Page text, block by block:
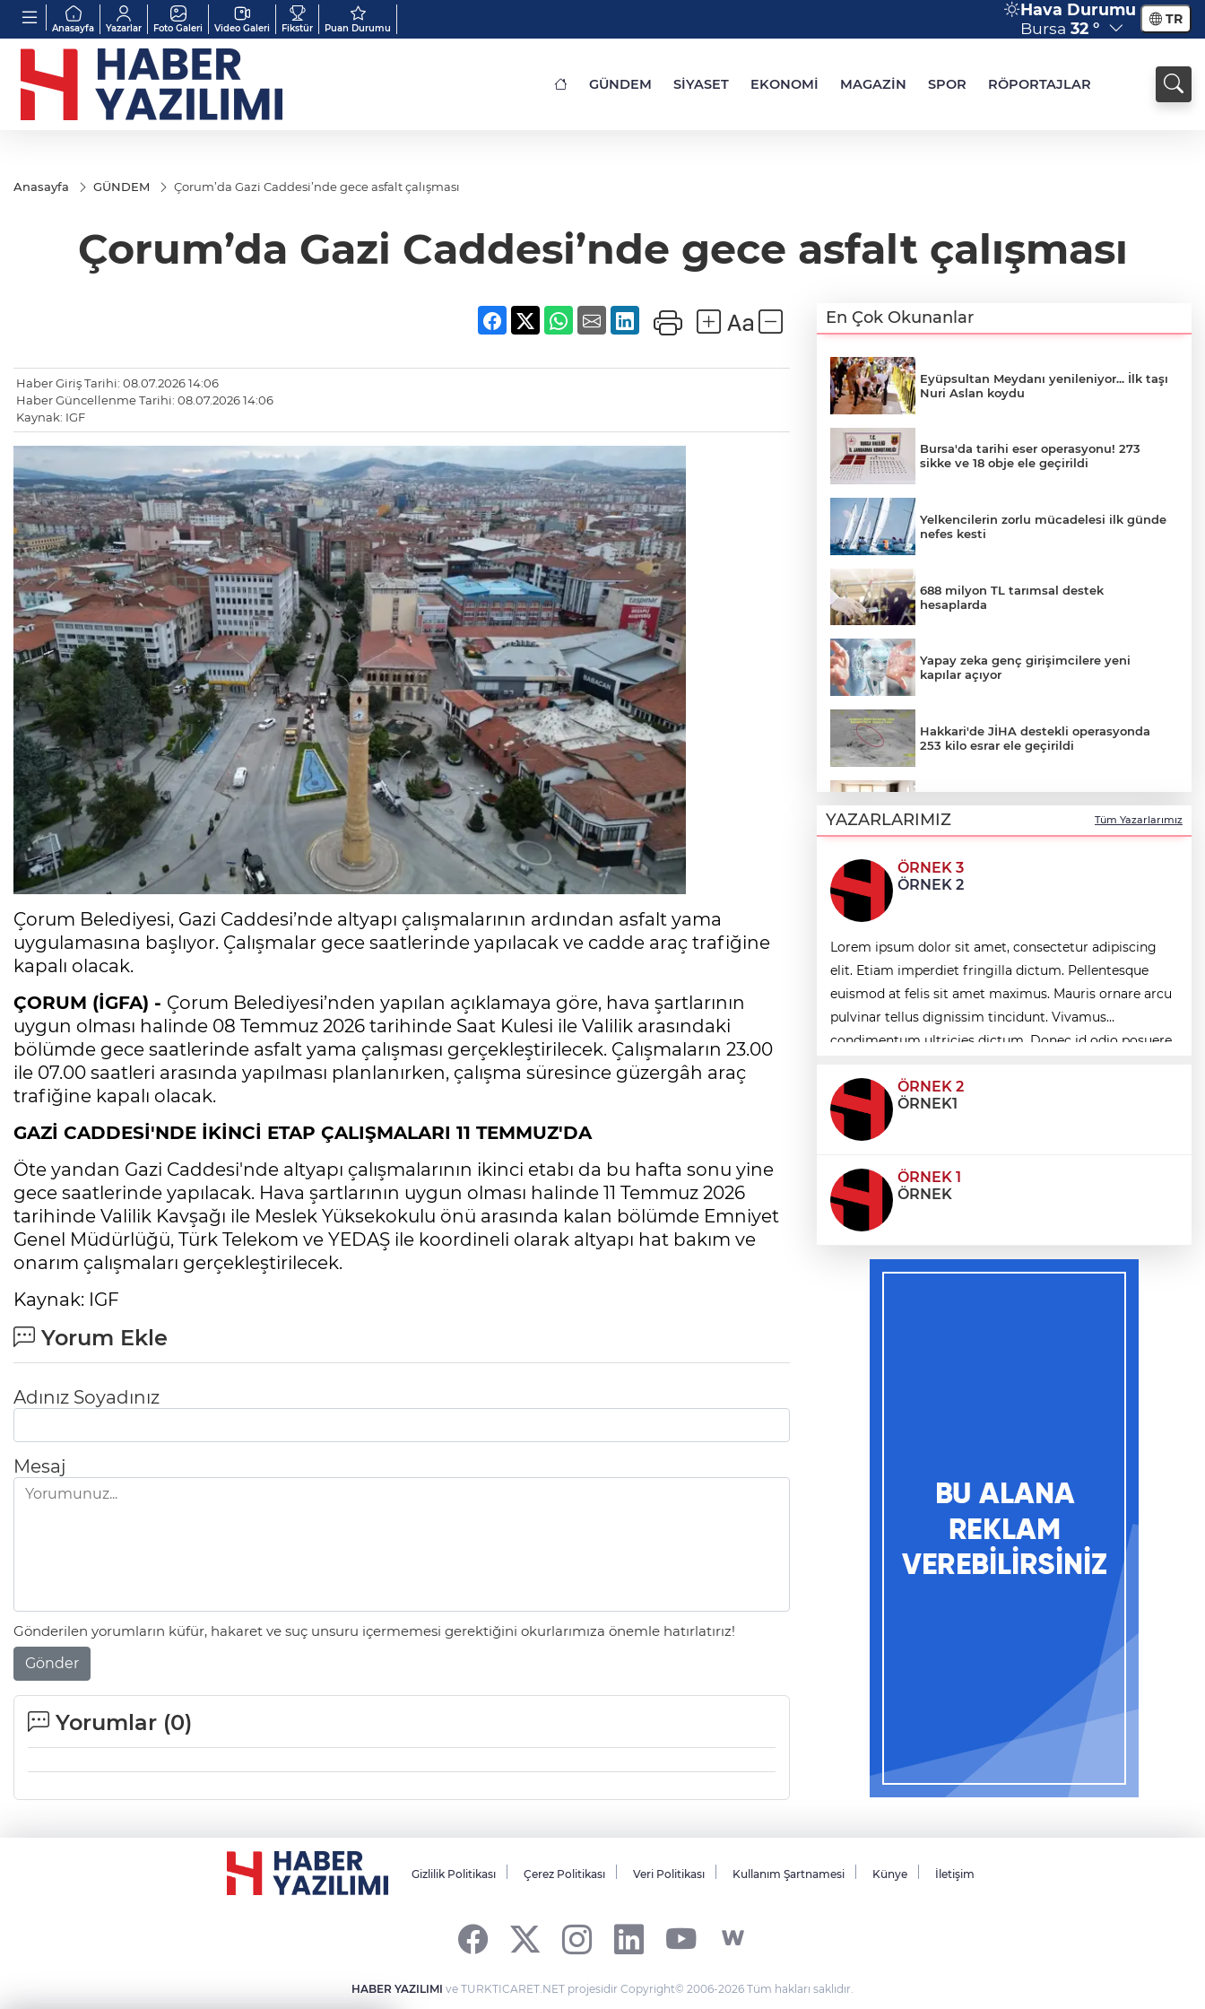
Anasayfa Yazarlar Foto Galeri Video Galeri Fikstür Puan Durumu
Hava Durumu
Bursa 32 ° TR
GÜNDEM SİYASET EKONOMİ MAGAZİN SPOR RÖPORTAJLAR
Anasayfa GÜNDEM Çorum’da Gazi Caddesi’nde gece asfalt çalışması
Çorum’da Gazi Caddesi’nde gece asfalt çalışması
Haber Giriş Tarihi: 08.07.2026 14:06
Haber Güncellenme Tarihi: 08.07.2026 14:06
Kaynak: IGF
Çorum Belediyesi, Gazi Caddesi’nde altyapı çalışmalarının ardından asfalt yama
uygulamasına başlıyor. Çalışmalar gece saatlerinde yapılacak ve cadde araç trafiğine
kapalı olacak.
ÇORUM (İGFA) - Çorum Belediyesi’nden yapılan açıklamaya göre, hava şartlarının
uygun olması halinde 08 Temmuz 2026 tarihinde Saat Kulesi ile Valilik arasındaki
bölümde gece saatlerinde asfalt yama çalışması gerçekleştirilecek. Çalışmaların 23.00
ile 07.00 saatleri arasında yapılması planlanırken, çalışma süresince güzergâh araç
trafiğine kapalı olacak.
GAZİ CADDESİ'NDE İKİNCİ ETAP ÇALIŞMALARI 11 TEMMUZ'DA
Öte yandan Gazi Caddesi'nde altyapı çalışmalarının ikinci etabı da bu hafta sonu yine
gece saatlerinde yapılacak. Hava şartlarının uygun olması halinde 11 Temmuz 2026
tarihinde Valilik Kavşağı ile Meslek Yüksekokulu önü arasında kalan bölümde Emniyet
Genel Müdürlüğü, Türk Telekom ve YEDAŞ ile koordineli olarak altyapı hat bakım ve
onarım çalışmaları gerçekleştirilecek.
Kaynak: IGF
Yorum Ekle
Adınız Soyadınız
Mesaj
Gönderilen yorumların küfür, hakaret ve suç unsuru içermemesi gerektiğini okurlarımıza önemle hatırlatırız!
Gönder
Yorumlar (0)
En Çok Okunanlar
Eyüpsultan Meydanı yenileniyor... İlk taşı
Nuri Aslan koydu
Bursa'da tarihi eser operasyonu! 273
sikke ve 18 obje ele geçirildi
Yelkencilerin zorlu mücadelesi ilk günde
nefes kesti
688 milyon TL tarımsal destek
hesaplarda
Yapay zeka genç girişimcilere yeni
kapılar açıyor
Hakkari'de JİHA destekli operasyonda
253 kilo esrar ele geçirildi
nezaket ziyareti
İstanbul Maltepe’de çocuklar kitapların
renkli dünyasında
Edirne Keşan’dan Elazığ'a gönül köprüsü
Bursa Tabip Odası: Hekimlik 5 dakikaya
sığmaz
YAZARLARIMIZ Tüm Yazarlarımız
ÖRNEK 3
ÖRNEK 2
Lorem ipsum dolor sit amet, consectetur adipiscing
elit. Etiam imperdiet fringilla dictum. Pellentesque
euismod at felis sit amet maximus. Mauris ornare arcu
pulvinar tellus dignissim tincidunt. Vivamus
condimentum ultricies dictum. Donec id odio posuere,
ÖRNEK 2
ÖRNEK1
ÖRNEK 1
ÖRNEK
Gizlilik Politikası Çerez Politikası Veri Politikası Kullanım Şartnamesi Künye İletişim
HABER YAZILIMI ve TURKTICARET.NET projesidir Copyright© 2006-2026 Tüm hakları saklıdır.